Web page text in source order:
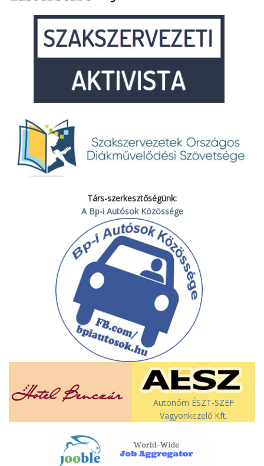
Társ-szerkesztőségünk:
A Bp-i Autósok Közössége
Autonóm ÉSZT-SZEF
Vagyonkezelő Kft.